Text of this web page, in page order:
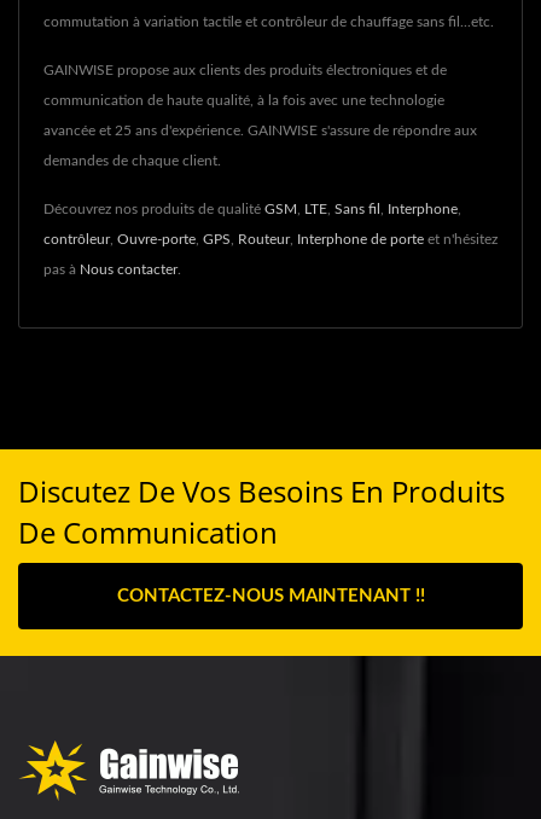
commutation à variation tactile et contrôleur de chauffage sans fil...etc.
GAINWISE propose aux clients des produits électroniques et de
communication de haute qualité, à la fois avec une technologie
avancée et 25 ans d'expérience. GAINWISE s'assure de répondre aux
demandes de chaque client.
Découvrez nos produits de qualité GSM LTE Sans fil Interphone
contrôleur, Ouvre-porte GPS Routeur, Interphone de porte et n'hésitez
pas à Nous contacter.
Discutez De Vos Besoins En Produits
De Communication
CONTACTEZ-NOUS MAINTENANT !!